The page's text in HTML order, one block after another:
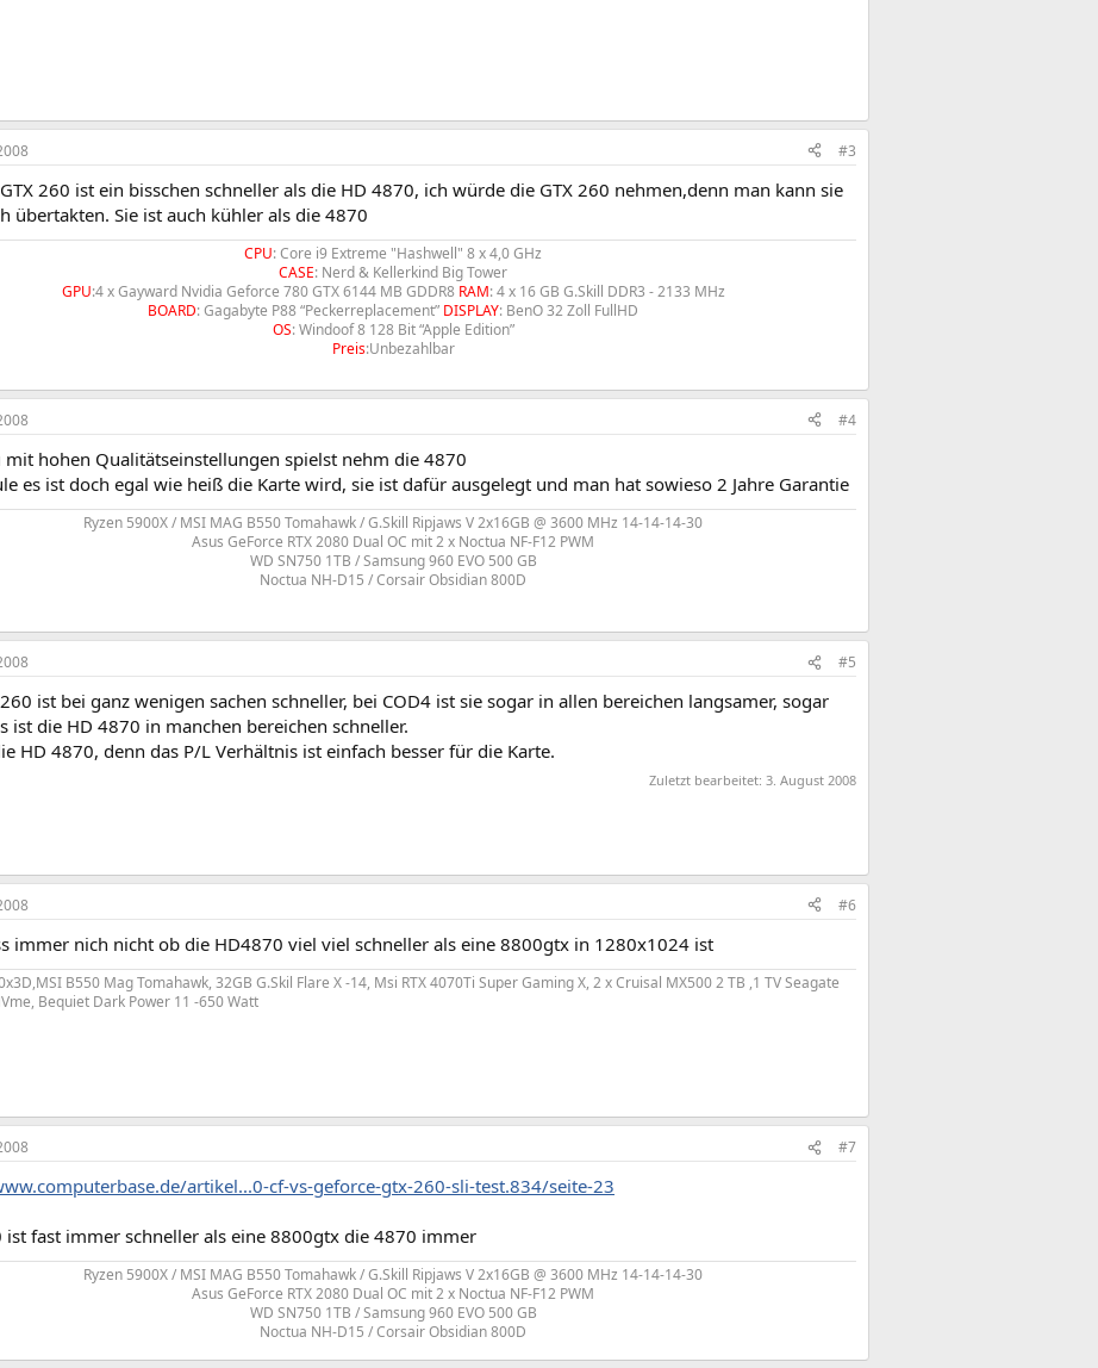
#3
260 ist ein bisschen schneller als die HD 4870, ich würde die GTX 260 nehmen,denn man kann sie
übertakten. Sie ist auch kühler als die 4870
CPU: Core i9 Extreme "Hashwell" 8 x 4,0 GHz
CASE: Nerd & Kellerkind Big Tower
GPU:4 x Gayward Nvidia Geforce 780 GTX 6144 MB GDDR8 RAM: 4 x 16 GB G.Skill DDR3 - 2133 MHz
BOARD: Gagabyte P88 “Peckerreplacement” DISPLAY: BenO 32 Zoll FullHD
OS: Windoof 8 128 Bit “Apple Edition”
Preis:Unbezahlbar
#4
mit hohen Qualitätseinstellungen spielst nehm die 4870
es ist doch egal wie heiß die Karte wird, sie ist dafür ausgelegt und man hat sowieso 2 Jahre Garantie
Ryzen 5900X / MSI MAG B550 Tomahawk / G.Skill Ripjaws V 2x16GB @ 3600 MHz 14-14-14-30
Asus GeForce RTX 2080 Dual OC mit 2 x Noctua NF-F12 PWM
WD SN750 1TB / Samsung 960 EVO 500 GB
Noctua NH-D15 / Corsair Obsidian 800D​
#5
ist bei ganz wenigen sachen schneller, bei COD4 ist sie sogar in allen bereichen langsamer, sogar
ist die HD 4870 in manchen bereichen schneller.
HD 4870, denn das P/L Verhältnis ist einfach besser für die Karte.
Zuletzt bearbeitet: 3. August 2008
#6
immer nich nicht ob die HD4870 viel viel schneller als eine 8800gtx in 1280x1024 ist
B550 Mag Tomahawk, 32GB G.Skil Flare X -14, Msi RTX 4070Ti Super Gaming X, 2 x Cruisal MX500 2 TB ,1 TV Seagate
Bequiet Dark Power 11 -650 Watt
#7
artikel...0-cf-vs-geforce-gtx-260-sli-test.834/seite-23
ist fast immer schneller als eine 8800gtx die 4870 immer
Ryzen 5900X / MSI MAG B550 Tomahawk / G.Skill Ripjaws V 2x16GB @ 3600 MHz 14-14-14-30
Asus GeForce RTX 2080 Dual OC mit 2 x Noctua NF-F12 PWM
WD SN750 1TB / Samsung 960 EVO 500 GB
Noctua NH-D15 / Corsair Obsidian 800D​